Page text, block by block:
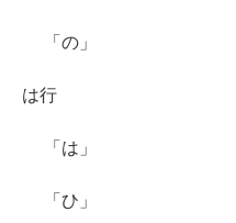
「の」
は行
「は」
「ひ」